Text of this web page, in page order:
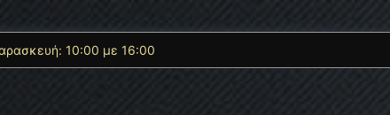
10:00 με 16:00